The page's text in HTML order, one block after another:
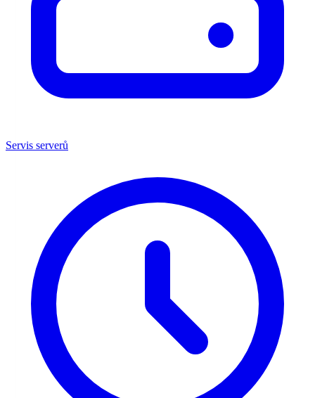
Servis serverů